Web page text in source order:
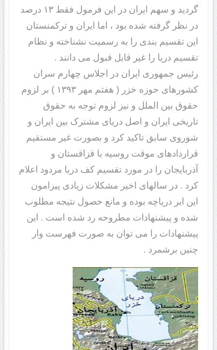
گردید و سهم ایران در این فرمول فقط ۱۳ درصد
در نظر گرفته شده بود ، اما ایران و ترکمنستان
این تقسیم بندی را به رسمیت نشناخته و نظام
تقسیم دریا را غیر قابل قبول می دانند .
رئیس جمهوری ایران در اجلاس چهارم سران
کشورهای حوزه خزر ( هفتم مهر ۱۳۹۳ ) بر لزوم
حقوق بین الملل و نیز لزوم توجه به حقوق
تاریخی ایران و اصل دریای مشترک بین ایران و
شوروی سابق تاکید کرد و بصورت غیر مستقیم
قراردادهای موقت روسیه با قزاقستان و
آذربایجان را در مورد تقسیم کف دریا مردود اعلام
کرد . در سالهای اخیر مشکلات زیادی پیرامون
این ابر دریاچه بوده و مانع حصول نتیجه مطلوب
شده و پیشنهادات مطروحه رد شده است . این
پیشنهادات را می توان به صورت فهرست وار
چنین برشمرد .